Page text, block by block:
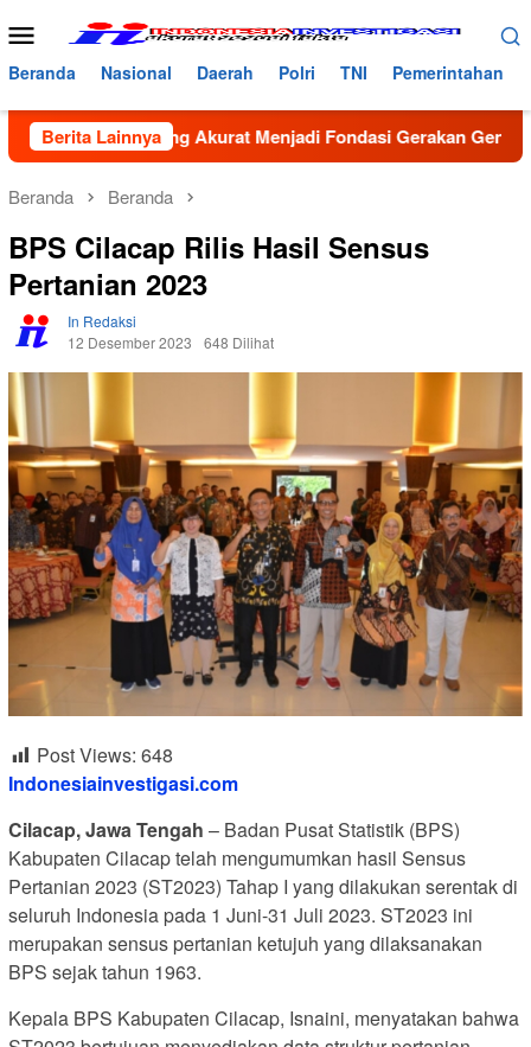
ke
konten
Menu
Mobile
Beranda Nasional Daerah Polri TNI Pemerintahan
Berita Lainnya
yang Akurat Menjadi Fondasi Gerakan GenRe di
Beranda Beranda
BPS Cilacap Rilis Hasil Sensus
Pertanian 2023
In Redaksi
12 Desember 2023
648 Dilihat
Post Views: 648
Indonesiainvestigasi.com
Cilacap, Jawa Tengah – Badan Pusat Statistik (BPS)
Kabupaten Cilacap telah mengumumkan hasil Sensus
Pertanian 2023 (ST2023) Tahap I yang dilakukan serentak di
seluruh Indonesia pada 1 Juni-31 Juli 2023. ST2023 ini
merupakan sensus pertanian ketujuh yang dilaksanakan
BPS sejak tahun 1963.
Kepala BPS Kabupaten Cilacap, Isnaini, menyatakan bahwa